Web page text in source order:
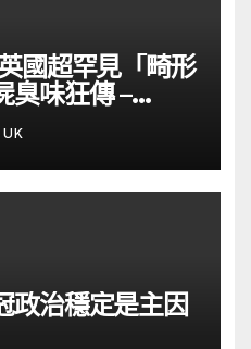
國超罕見「畸形
臭味狂傳 –
政治穩定是主因